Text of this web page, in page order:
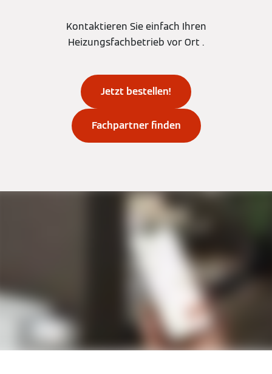
Kontaktieren Sie einfach Ihren
Heizungsfachbetrieb vor Ort .
Jetzt bestellen!
Fachpartner finden